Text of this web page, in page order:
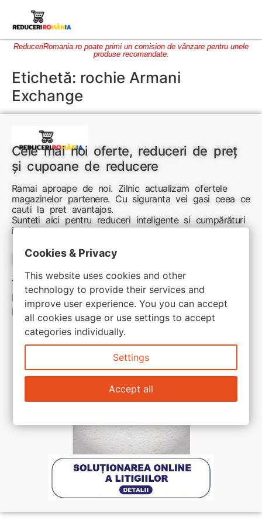
ReduceriRomania.ro poate primi un comision de vânzare pentru unele
produse recomandate.
Etichetă: rochie Armani
Exchange
Cele mai noi oferte, reduceri de preț
și cupoane de reducere
Ramai aproape de noi. Zilnic actualizam ofertele
magazinelor partenere. Cu siguranta vei gasi ceea ce
cauti la pret avantajos.
Sunteti aici pentru reduceri inteligente si cumpărături
inspirate
Link-uri utile:
Termeni si conditii
Politica de confidentialitate
Politica de cookie
Cookies & Privacy
This website uses cookies and other
technology to provide their services and
improve user experience. You you can accept
all cookies usage or use settings to accept
categories individually.
Settings
Accept all